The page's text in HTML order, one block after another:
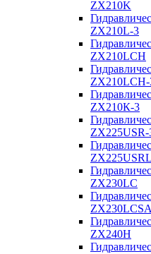
ZX210K
ZX210L-3
ZX210LCH
ZX210LCH-
ZX210К-3
ZX225USR-
ZX230LC
ZX230LCSA
ZX240H